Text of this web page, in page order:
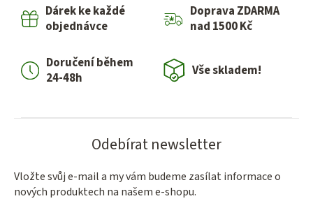
Dárek ke každé
objednávce
Doprava ZDARMA
nad 1500 Kč
Doručení během
24-48h
Vše skladem!
Odebírat newsletter
Vložte svůj e-mail a my vám budeme zasílat informace o
nových produktech na našem e-shopu.